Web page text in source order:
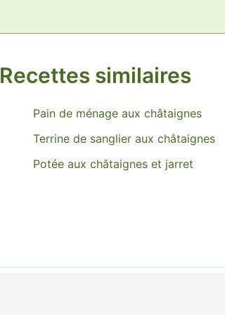
Recettes similaires
Pain de ménage aux châtaignes
Terrine de sanglier aux châtaignes
Potée aux châtaignes et jarret